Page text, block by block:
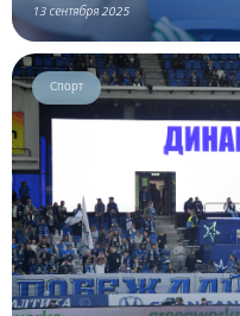
13 сентября 2025
Спорт